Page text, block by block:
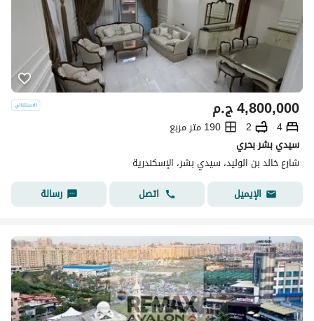
ج.م4,800,000
4
2
190 متر مربع
سيدي بشر بحري
شارع خالد بن الوليد، سيدي بشر، الإسكندرية
الإيميل
اتصل رسالة